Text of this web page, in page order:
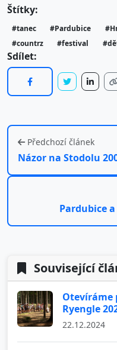
Štítky:
#tanec #Pardubice
#countrz
#festival
Sdílet:
Předchozí článek
Názor na Stodolu
Pardubice
Související
Otevíráme
Ryengle
22.12.2024